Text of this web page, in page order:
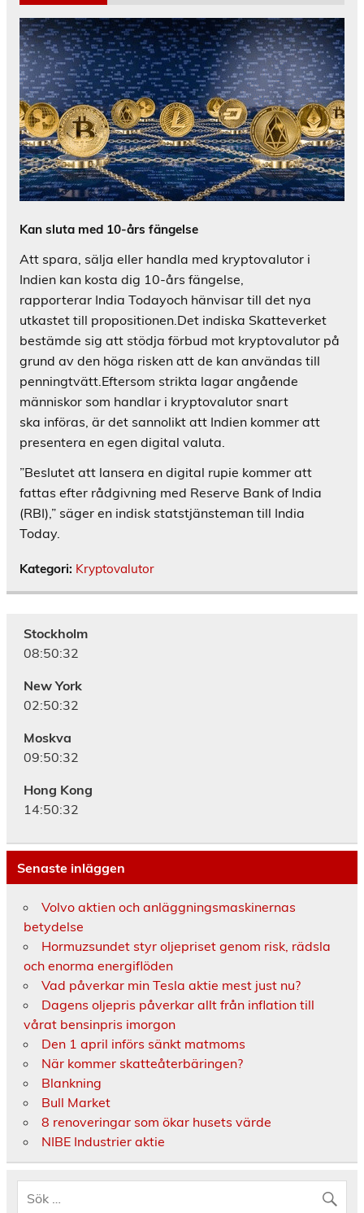
Kan sluta med 10-års fängelse
Att spara, sälja eller handla med kryptovalutor i
Indien kan kosta dig 10-års fängelse,
rapporterar India Todayoch hänvisar till det nya
utkastet till propositionen.Det indiska Skatteverket
bestämde sig att stödja förbud mot kryptovalutor på
grund av den höga risken att de kan användas till
penningtvätt.Eftersom strikta lagar angående
människor som handlar i kryptovalutor snart
ska införas, är det sannolikt att Indien kommer att
presentera en egen digital valuta.
”Beslutet att lansera en digital rupie kommer att
fattas efter rådgivning med Reserve Bank of India
(RBI),” säger en indisk statstjänsteman till India
Today.
Kategori: Kryptovalutor
Stockholm
08:50:33
New York
02:50:33
Moskva
09:50:33
Hong Kong
14:50:33
Senaste inläggen
Volvo aktien och anläggningsmaskinernas
betydelse
Hormuzsundet styr oljepriset genom risk, rädsla
och enorma energiflöden
Vad påverkar min Tesla aktie mest just nu?
Dagens oljepris påverkar allt från inflation till
vårat bensinpris imorgon
Den 1 april införs sänkt matmoms
När kommer skatteåterbäringen?
Blankning
Bull Market
8 renoveringar som ökar husets värde
NIBE Industrier aktie